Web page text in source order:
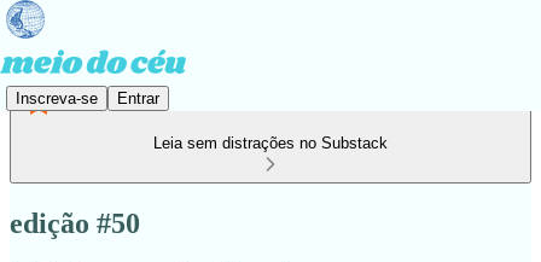
Inscreva-se Entrar
Leia sem distrações no Substack
edição #50